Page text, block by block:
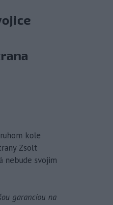
kole
Zsolt
nebude svojim
garanciou na